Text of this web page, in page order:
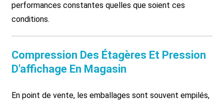
performances constantes quelles que soient ces
conditions.
Compression Des Étagères Et Pression
D'affichage En Magasin
En point de vente, les emballages sont souvent empilés,